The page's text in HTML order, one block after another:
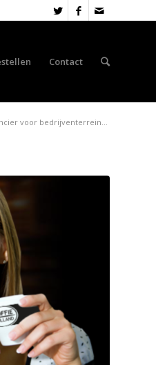
Contact
voor bedrijventerrein...